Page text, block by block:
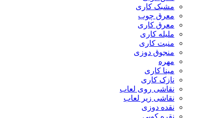
مشبک کاری
معرق چوب
معرق کاری
مليله کاری
منبت کاری
منجوق دوزی
مهره
مینا کاری
نازک کاری
نقاشی روی لعاب
نقاشی زیر لعاب
نقده دوزی
نقره کوبی